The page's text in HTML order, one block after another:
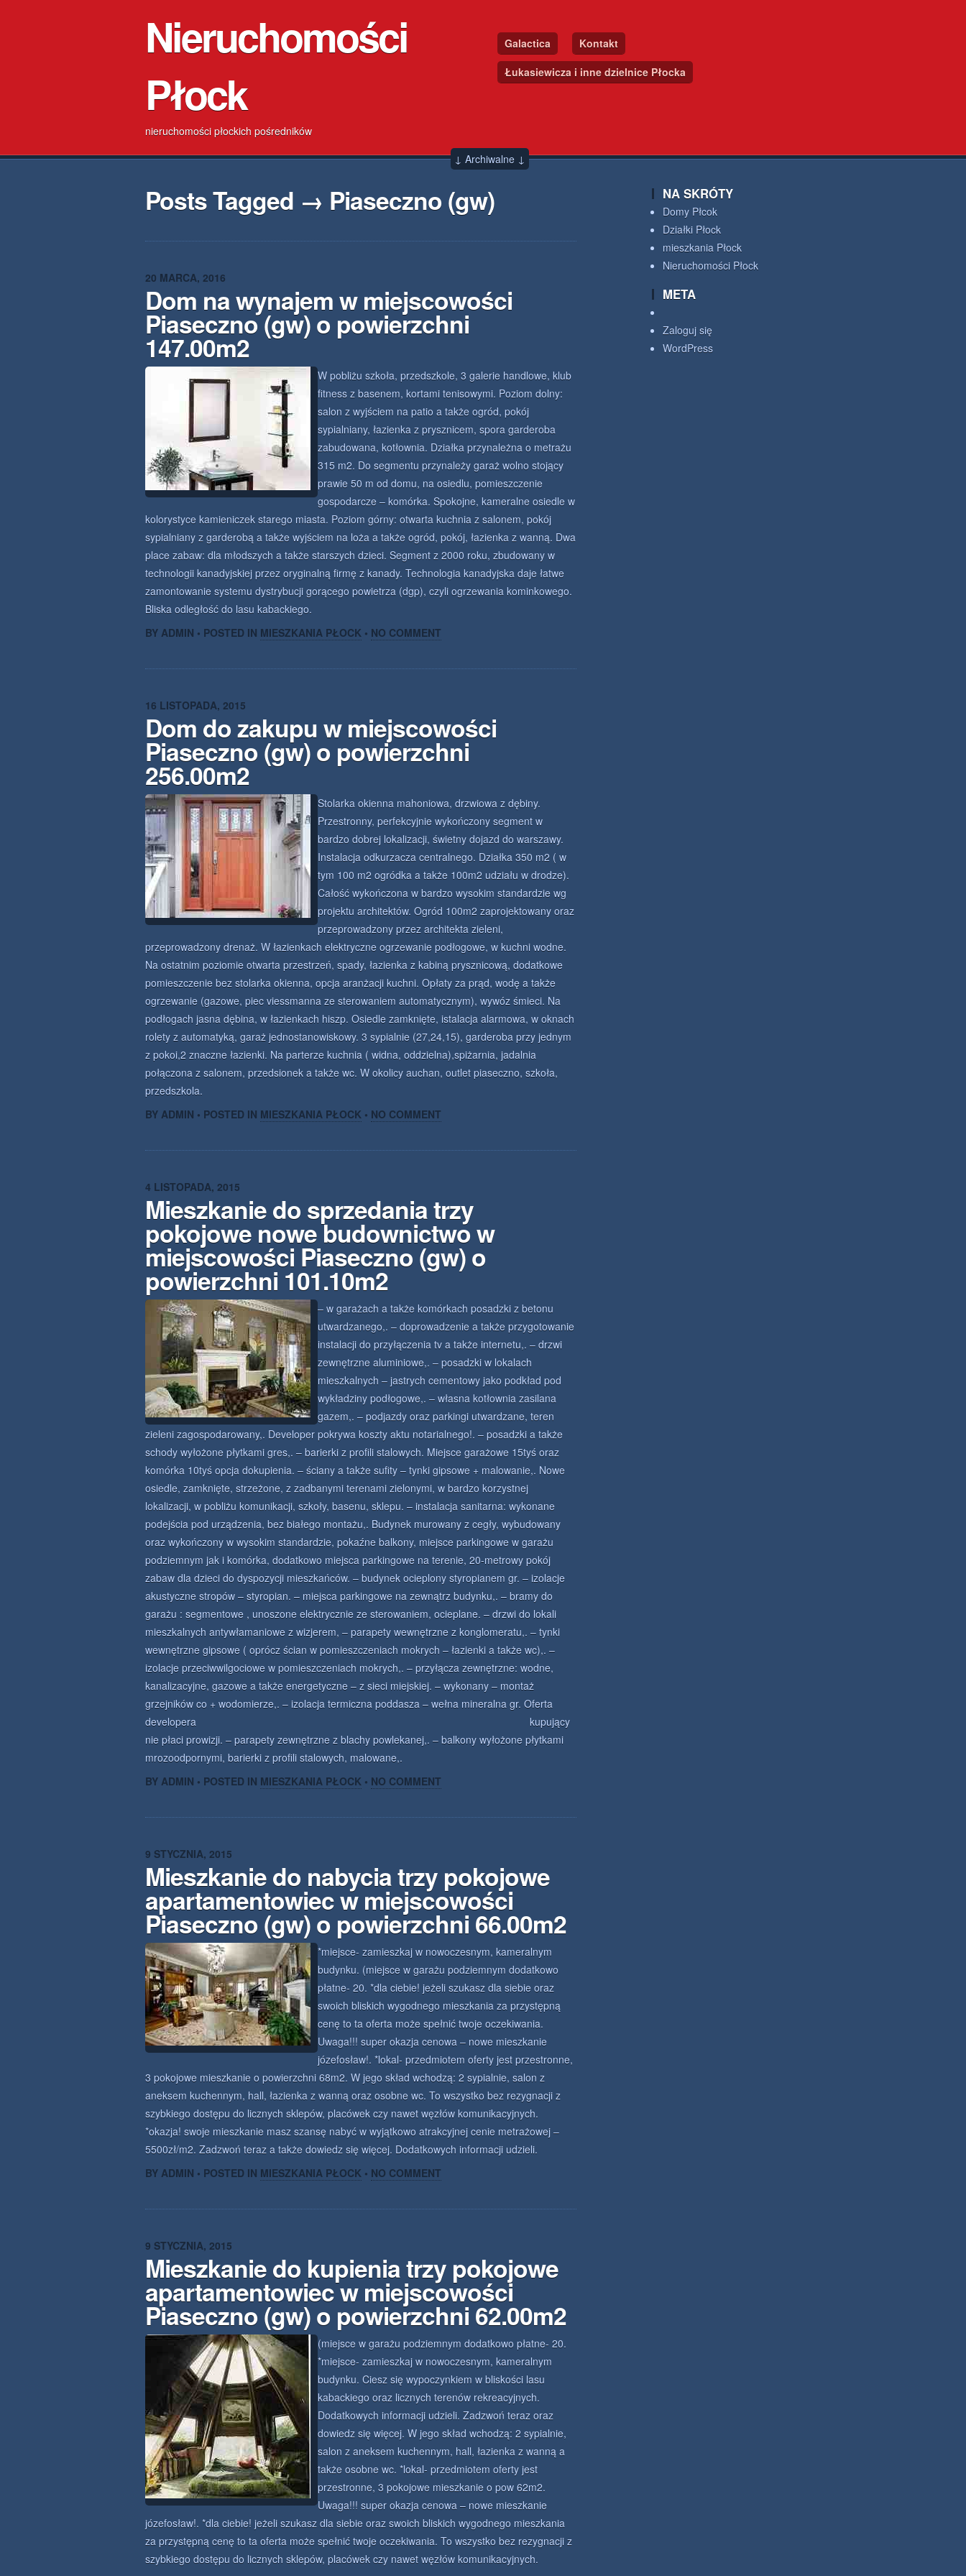
Nieruchomości
Płock
nieruchomości płockich pośredników
Galactica
Kontakt
Łukasiewicza i inne dzielnice Płocka
↓ Archiwalne ↓
Posts Tagged → Piaseczno (gw)
20 MARCA, 2016
Dom na wynajem w miejscowości
Piaseczno (gw) o powierzchni
147.00m2
W pobliżu szkoła, przedszkole, 3 galerie handlowe, klub
fitness z basenem, kortami tenisowymi. Poziom dolny:
salon z wyjściem na patio a także ogród, pokój
sypialniany, łazienka z prysznicem, spora garderoba
zabudowana, kotłownia. Działka przynależna o metrażu
315 m2. Do segmentu przynależy garaż wolno stojący
prawie 50 m od domu, na osiedlu, pomieszczenie
gospodarcze – komórka. Spokojne, kameralne osiedle w
kolorystyce kamieniczek starego miasta. Poziom górny: otwarta kuchnia z salonem, pokój
sypialniany z garderobą a także wyjściem na loża a także ogród, pokój, łazienka z wanną. Dwa
place zabaw: dla młodszych a także starszych dzieci. Segment z 2000 roku, zbudowany w
technologii kanadyjskiej przez oryginalną firmę z kanady. Technologia kanadyjska daje łatwe
zamontowanie systemu dystrybucji gorącego powietrza (dgp), czyli ogrzewania kominkowego.
Bliska odległość do lasu kabackiego.
BY ADMIN • POSTED IN MIESZKANIA PŁOCK • NO COMMENT
16 LISTOPADA, 2015
Dom do zakupu w miejscowości
Piaseczno (gw) o powierzchni
256.00m2
Stolarka okienna mahoniowa, drzwiowa z dębiny.
Przestronny, perfekcyjnie wykończony segment w
bardzo dobrej lokalizacji, świetny dojazd do warszawy.
Instalacja odkurzacza centralnego. Działka 350 m2 ( w
tym 100 m2 ogródka a także 100m2 udziału w drodze).
Całość wykończona w bardzo wysokim standardzie wg
projektu architektów. Ogród 100m2 zaprojektowany oraz
przeprowadzony przez architekta zieleni,
przeprowadzony drenaż. W łazienkach elektryczne ogrzewanie podłogowe, w kuchni wodne.
Na ostatnim poziomie otwarta przestrzeń, spady, łazienka z kabiną prysznicową, dodatkowe
pomieszczenie bez stolarka okienna, opcja aranżacji kuchni. Opłaty za prąd, wodę a także
ogrzewanie (gazowe, piec viessmanna ze sterowaniem automatycznym), wywóz śmieci. Na
podłogach jasna dębina, w łazienkach hiszp. Osiedle zamknięte, istalacja alarmowa, w oknach
rolety z automatyką, garaż jednostanowiskowy. 3 sypialnie (27,24,15), garderoba przy jednym
z pokoi,2 znaczne łazienki. Na parterze kuchnia ( widna, oddzielna),spiżarnia, jadalnia
połączona z salonem, przedsionek a także wc. W okolicy auchan, outlet piaseczno, szkoła,
przedszkola.
BY ADMIN • POSTED IN MIESZKANIA PŁOCK • NO COMMENT
4 LISTOPADA, 2015
Mieszkanie do sprzedania trzy
pokojowe nowe budownictwo w
miejscowości Piaseczno (gw) o
powierzchni 101.10m2
– w garażach a także komórkach posadzki z betonu
utwardzanego,. – doprowadzenie a także przygotowanie
instalacji do przyłączenia tv a także internetu,. – drzwi
zewnętrzne aluminiowe,. – posadzki w lokalach
mieszkalnych – jastrych cementowy jako podkład pod
wykładziny podłogowe,. – własna kotłownia zasilana
gazem,. – podjazdy oraz parkingi utwardzane, teren
zieleni zagospodarowany,. Developer pokrywa koszty aktu notarialnego!. – posadzki a także
schody wyłożone płytkami gres,. – barierki z profili stalowych. Miejsce garażowe 15tyś oraz
komórka 10tyś opcja dokupienia. – ściany a także sufity – tynki gipsowe + malowanie,. Nowe
osiedle, zamknięte, strzeżone, z zadbanymi terenami zielonymi, w bardzo korzystnej
lokalizacji, w pobliżu komunikacji, szkoły, basenu, sklepu. – instalacja sanitarna: wykonane
podejścia pod urządzenia, bez białego montażu,. Budynek murowany z cegły, wybudowany
oraz wykończony w wysokim standardzie, pokaźne balkony, miejsce parkingowe w garażu
podziemnym jak i komórka, dodatkowo miejsca parkingowe na terenie, 20-metrowy pokój
zabaw dla dzieci do dyspozycji mieszkańców. – budynek ocieplony styropianem gr. – izolacje
akustyczne stropów – styropian. – miejsca parkingowe na zewnątrz budynku,. – bramy do
garażu : segmentowe , unoszone elektrycznie ze sterowaniem, ocieplane. – drzwi do lokali
mieszkalnych antywłamaniowe z wizjerem, – parapety wewnętrzne z konglomeratu,. – tynki
wewnętrzne gipsowe ( oprócz ścian w pomieszczeniach mokrych – łazienki a także wc),. –
izolacje przeciwwilgociowe w pomieszczeniach mokrych,. – przyłącza zewnętrzne: wodne,
kanalizacyjne, gazowe a także energetyczne – z sieci miejskiej. – wykonany – montaż
grzejników co + wodomierze,. – izolacja termiczna poddasza – wełna mineralna gr. Oferta
developera kupujący
nie płaci prowizji. – parapety zewnętrzne z blachy powlekanej,. – balkony wyłożone płytkami
mrozoodpornymi, barierki z profili stalowych, malowane,.
BY ADMIN • POSTED IN MIESZKANIA PŁOCK • NO COMMENT
9 STYCZNIA, 2015
Mieszkanie do nabycia trzy pokojowe
apartamentowiec w miejscowości
Piaseczno (gw) o powierzchni 66.00m2
*miejsce- zamieszkaj w nowoczesnym, kameralnym
budynku. (miejsce w garażu podziemnym dodatkowo
płatne- 20. *dla ciebie! jeżeli szukasz dla siebie oraz
swoich bliskich wygodnego mieszkania za przystępną
cenę to ta oferta może spełnić twoje oczekiwania.
Uwaga!!! super okazja cenowa – nowe mieszkanie
józefosław!. *lokal- przedmiotem oferty jest przestronne,
3 pokojowe mieszkanie o powierzchni 68m2. W jego skład wchodzą: 2 sypialnie, salon z
aneksem kuchennym, hall, łazienka z wanną oraz osobne wc. To wszystko bez rezygnacji z
szybkiego dostępu do licznych sklepów, placówek czy nawet węzłów komunikacyjnych.
*okazja! swoje mieszkanie masz szansę nabyć w wyjątkowo atrakcyjnej cenie metrażowej –
5500zł/m2. Zadzwoń teraz a także dowiedz się więcej. Dodatkowych informacji udzieli.
BY ADMIN • POSTED IN MIESZKANIA PŁOCK • NO COMMENT
9 STYCZNIA, 2015
Mieszkanie do kupienia trzy pokojowe
apartamentowiec w miejscowości
Piaseczno (gw) o powierzchni 62.00m2
(miejsce w garażu podziemnym dodatkowo płatne- 20.
*miejsce- zamieszkaj w nowoczesnym, kameralnym
budynku. Ciesz się wypoczynkiem w bliskości lasu
kabackiego oraz licznych terenów rekreacyjnych.
Dodatkowych informacji udzieli. Zadzwoń teraz oraz
dowiedz się więcej. W jego skład wchodzą: 2 sypialnie,
salon z aneksem kuchennym, hall, łazienka z wanną a
także osobne wc. *lokal- przedmiotem oferty jest
przestronne, 3 pokojowe mieszkanie o pow 62m2.
Uwaga!!! super okazja cenowa – nowe mieszkanie
józefosław!. *dla ciebie! jeżeli szukasz dla siebie oraz swoich bliskich wygodnego mieszkania
za przystępną cenę to ta oferta może spełnić twoje oczekiwania. To wszystko bez rezygnacji z
szybkiego dostępu do licznych sklepów, placówek czy nawet węzłów komunikacyjnych.
NA SKRÓTY
Domy Płcok
Działki Płock
mieszkania Płock
Nieruchomości Płock
META
Zaloguj się
WordPress